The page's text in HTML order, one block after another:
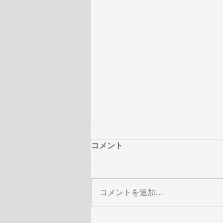
コメント
コメントを追加…